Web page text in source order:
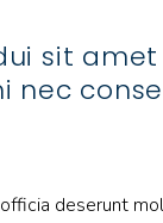
sit
nec
deserunt